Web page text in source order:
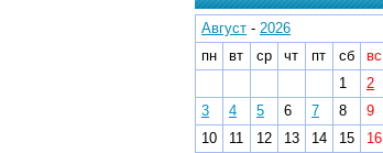
Август - 2026
пн
вт ср чт пт сб
вс
1
2
3
4 5 6 7 8
9
10
11 12 13 14 15
16